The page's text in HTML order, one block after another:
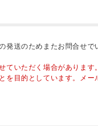
送のためまたお問合せ
いただく場合がありま
目的としています。メ